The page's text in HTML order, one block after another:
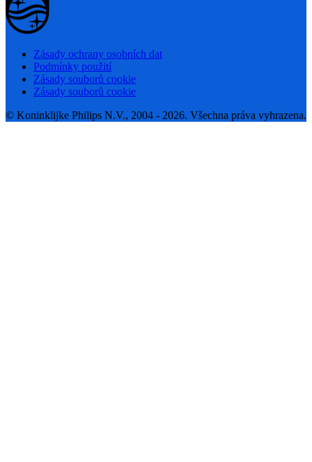
Zásady ochrany osobních dat
Podmínky použití
Zásady souborů cookie
Zásady souborů cookie
© Koninklijke Philips N.V., 2004 - 2026. Všechna práva vyhrazena.